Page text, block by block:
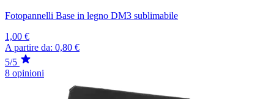
Fotopannelli Base in legno DM3 sublimabile
1,00 €
A partire da: 0,80 €
5/5
8 opinioni